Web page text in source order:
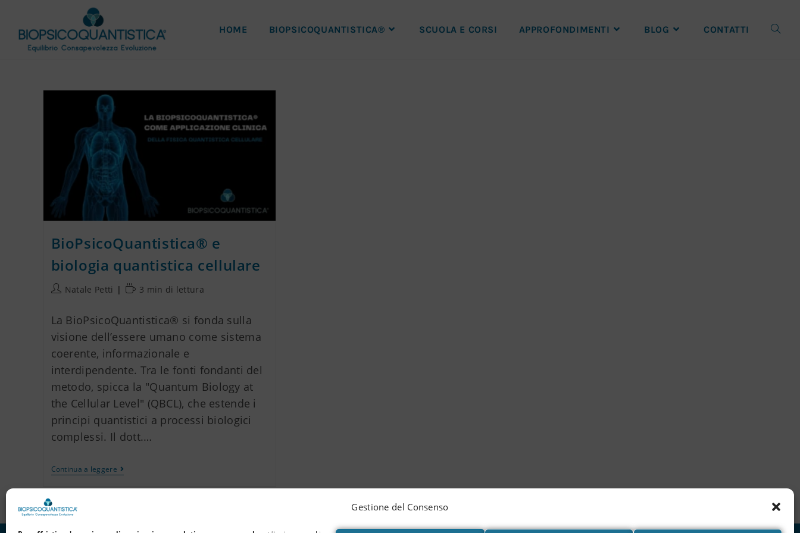
Gestione del Consenso
HOME BIOPSICOQUANTISTICA® SCUOLA E CORSI APPROFONDIMENTI BLOG CONTATTI
BioPsicoQuantistica® e
biologia quantistica cellulare
Natale Petti 3 min di lettura
La BioPsicoQuantistica® si fonda sulla
visione dell’essere umano come sistema
coerente, informazionale e
interdipendente. Tra le fonti fondanti del
metodo, spicca la "Quantum Biology at
the Cellular Level" (QBCL), che estende i
principi quantistici a processi biologici
complessi. Il dott.…
Continua a leggere